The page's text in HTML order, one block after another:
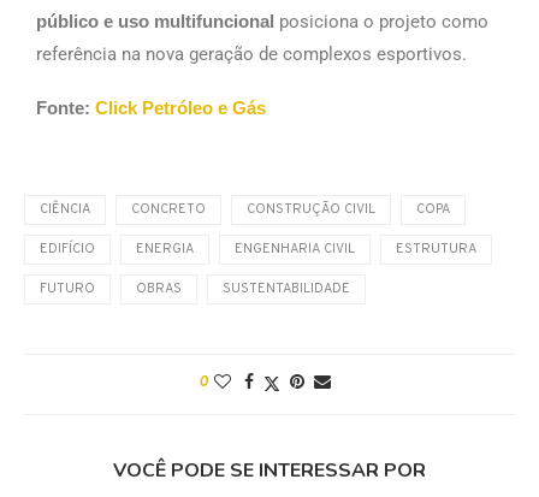
público e uso multifuncional posiciona o projeto como
referência na nova geração de complexos esportivos.
Fonte: Click Petróleo e Gás
CIÊNCIA CONCRETO CONSTRUÇÃO CIVIL COPA
EDIFÍCIO ENERGIA ENGENHARIA CIVIL ESTRUTURA
FUTURO OBRAS SUSTENTABILIDADE
0
VOCÊ PODE SE INTERESSAR POR